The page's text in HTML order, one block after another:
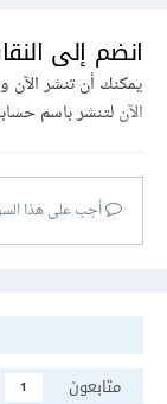
انضم إلى
يمكنك أن تنشر
الآنلتنشر باسم
أجب على هذا
متابعون
1